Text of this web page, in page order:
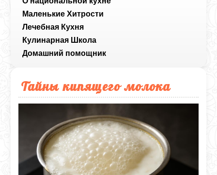
Маленькие Хитрости
Лечебная Кухня
Кулинарная Школа
Домашний помощник
Тайны кипящего молока